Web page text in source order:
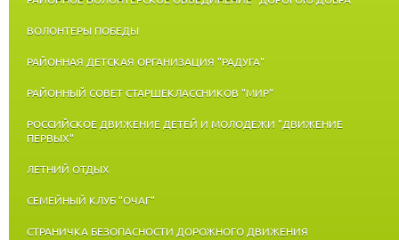
ВОЛОНТЕРЫ ПОБЕДЫ
РАЙОННАЯ ДЕТСКАЯ ОРГАНИЗАЦИЯ "РАДУГА"
РАЙОННЫЙ СОВЕТ СТАРШЕКЛАССНИКОВ "МИР"
РОССИЙСКОЕ ДВИЖЕНИЕ ДЕТЕЙ И МОЛОДЕЖИ "ДВИЖЕНИЕ
ПЕРВЫХ"
ЛЕТНИЙ ОТДЫХ
СЕМЕЙНЫЙ КЛУБ "ОЧАГ"
СТРАНИЧКА БЕЗОПАСНОСТИ ДОРОЖНОГО ДВИЖЕНИЯ